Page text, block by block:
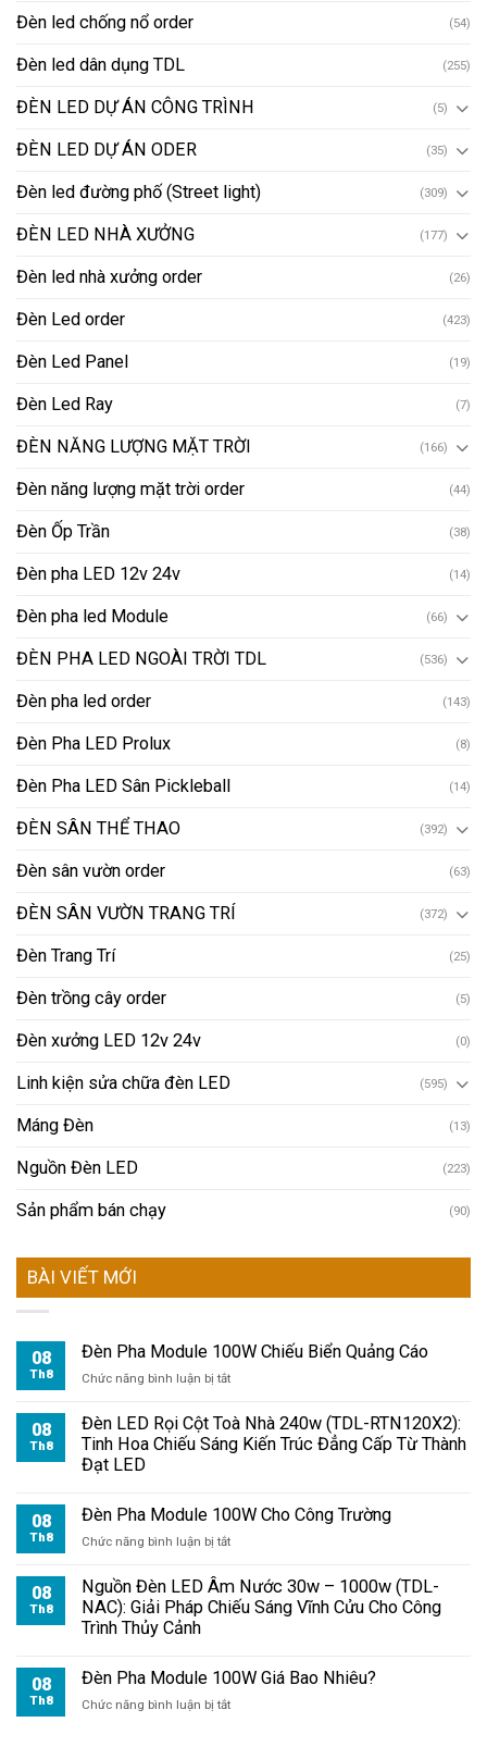
Đèn led chống nổ order (54)
Đèn led dân dụng TDL (255)
ĐÈN LED DỰ ÁN CÔNG TRÌNH (5)
ĐÈN LED DỰ ÁN ODER (35)
Đèn led đường phố (Street light) (309)
ĐÈN LED NHÀ XƯỞNG (177)
Đèn led nhà xưởng order (26)
Đèn Led order (423)
Đèn Led Panel (19)
Đèn Led Ray (7)
ĐÈN NĂNG LƯỢNG MẶT TRỜI (166)
Đèn năng lượng mặt trời order (44)
Đèn Ốp Trần (38)
Đèn pha LED 12v 24v (14)
Đèn pha led Module (66)
ĐÈN PHA LED NGOÀI TRỜI TDL (536)
Đèn pha led order (143)
Đèn Pha LED Prolux (8)
Đèn Pha LED Sân Pickleball (14)
ĐÈN SÂN THỂ THAO (392)
Đèn sân vườn order (63)
ĐÈN SÂN VƯỜN TRANG TRÍ (372)
Đèn Trang Trí (25)
Đèn trồng cây order (5)
Đèn xưởng LED 12v 24v (0)
Linh kiện sửa chữa đèn LED (595)
Máng Đèn (13)
Nguồn Đèn LED (223)
Sản phẩm bán chạy (90)
BÀI VIẾT MỚI
08
Th8
Đèn Pha Module 100W Chiếu Biển Quảng Cáo
Chức năng bình luận bị tắtở
Pha
Module
100W
Quảng
08
Th8
Đèn LED Rọi Cột Toà Nhà 240w (TDL-RTN120X2):
Tinh Hoa Chiếu Sáng Kiến Trúc Đẳng Cấp Từ Thành
Đạt LED
08
Th8
Đèn Pha Module 100W Cho Công Trường
Chức năng bình luận bị tắtở
Pha
Module
100W
Trường
08
Th8
Nguồn Đèn LED Âm Nước 30w – 1000w (TDL-
NAC): Giải Pháp Chiếu Sáng Vĩnh Cửu Cho Công
Trình Thủy Cảnh
08
Th8
Đèn Pha Module 100W Giá Bao Nhiêu?
Chức năng bình luận bị tắtở